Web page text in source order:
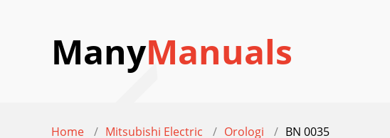
ManyManuals
Home Mitsubishi Electric Orologi BN 0035